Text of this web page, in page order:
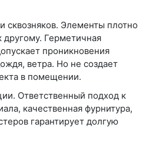
сквозняков. Элементы плотно
другому. Герметичная
проникновения
ветра. Но не создает
в помещении.
Ответственный подход к
качественная фурнитура,
гарантирует долгую